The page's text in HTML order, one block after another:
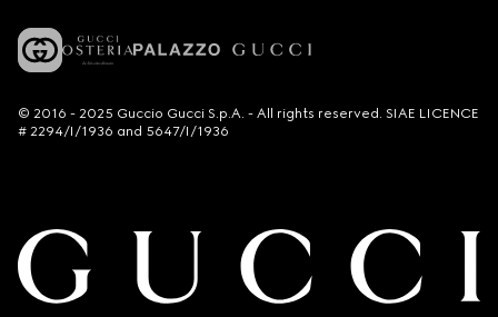
© 2016 - 2025 Guccio Gucci S.p.A. - All rights reserved. SIAE LICENCE
# 2294/I/1936 and 5647/I/1936